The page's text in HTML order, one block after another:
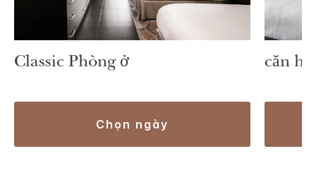
Classic Phòng ở
chọn ngày
căn